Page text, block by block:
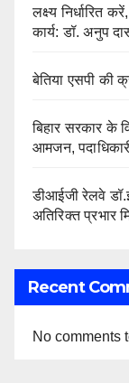
लक्ष्य निर्धारित
कार्य: डॉ. अनुप
बेतिया एसपी की
बिहार सरकार के
आमजन,
डीआईजी रेलवे
अतिरिक्त प्रभार
Recent
No comments